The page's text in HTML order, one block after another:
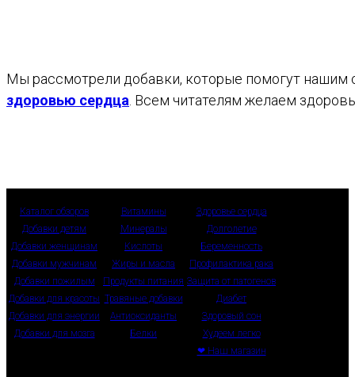
Мы рассмотрели добавки, которые помогут нашим
здоровью сердца . Всем читателям желаем
Каталог обзоров
Добавки детям
Добавки женщинам
Добавки мужчинам
Добавки пожилым
Добавки для красоты
Добавки для энергии
Добавки для мозга
Витамины
Минералы
Кислоты
Жиры и масла
Продукты питания
Травяные добавки
Антиоксиданты
Белки
Здоровье сердца
Долголетие
Беременность
Профилактика рака
Защита от патогенов
Диабет
Здоровый сон
Худеем легко
❤ Наш магазин